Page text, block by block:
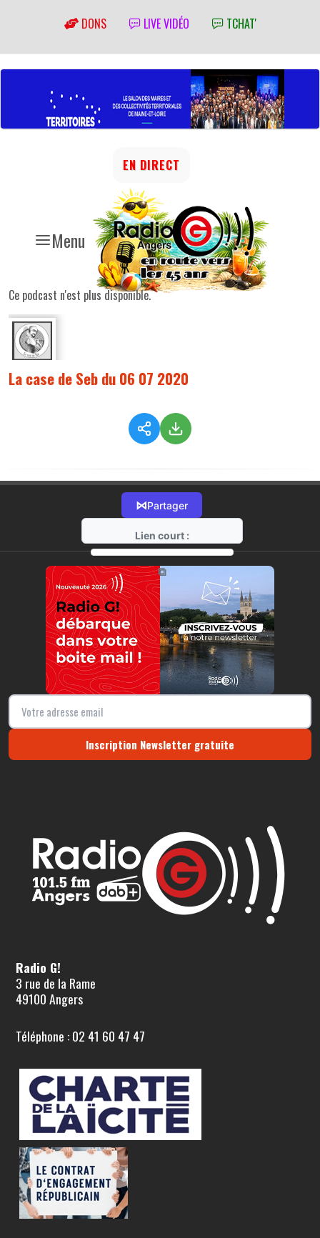
DONS LIVE VIDÉO TCHAT'
Menu
EN DIRECT
Ce podcast n'est plus disponible.
La case de Seb du 06 07 2020
⋈Partager
Lien court :
https://radio-g.fr?2470
⧉
Inscription Newsletter gratuite
Radio G!
3 rue de la Rame
49100 Angers
Téléphone : 02 41 60 47 47